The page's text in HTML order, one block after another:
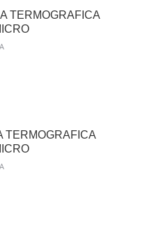
TERMOGRAFICA
TERMOGRAFICA